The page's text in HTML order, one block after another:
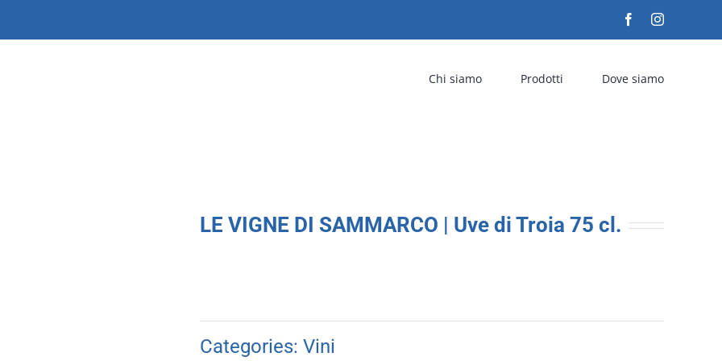
FacebookInstagram
Chi siamo Prodotti Dove siamo
LE VIGNE DI SAMMARCO | Uve di Troia 75 cl.
Categories: Vini